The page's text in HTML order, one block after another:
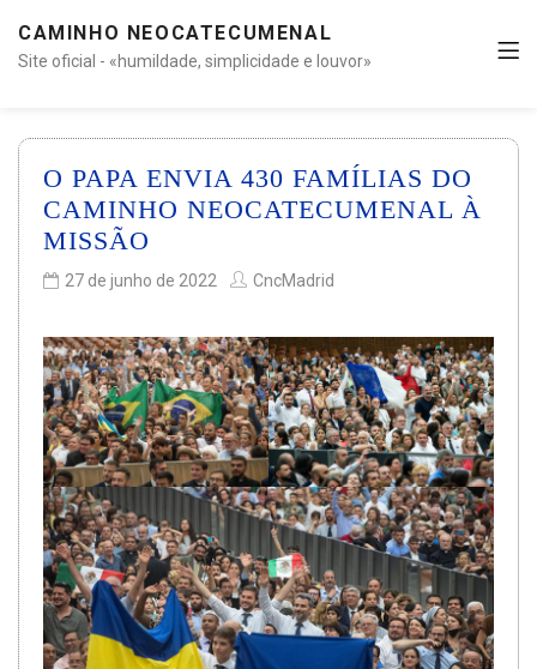
CAMINHO NEOCATECUMENAL
Site oficial - «humildade, simplicidade e louvor»
O PAPA ENVIA 430 FAMÍLIAS DO
CAMINHO NEOCATECUMENAL À
MISSÃO
27 de junho de 2022 CncMadrid